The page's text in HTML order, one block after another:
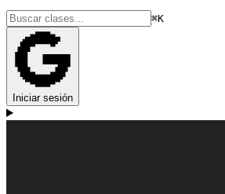
⌘K
Iniciar sesión